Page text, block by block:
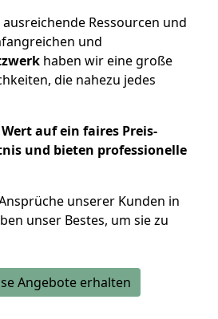
Ressourcen und
und
haben wir eine große
die nahezu jedes
auf ein faires Preis-
und bieten professionelle
unserer Kunden in
unser Bestes, um sie zu
Angebote erhalten